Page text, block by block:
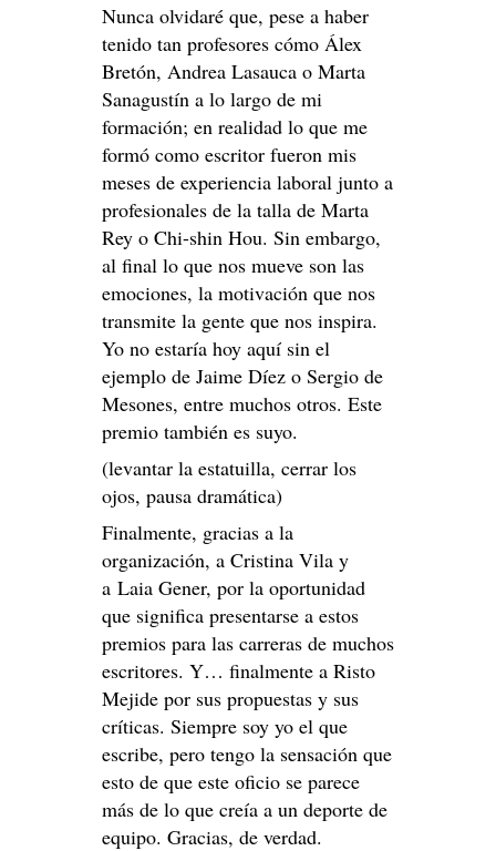
Nunca olvidaré que, pese a haber
tenido tan profesores cómo Álex
Bretón, Andrea Lasauca o Marta
Sanagustín a lo largo de mi
formación; en realidad lo que me
formó como escritor fueron mis
meses de experiencia laboral junto a
profesionales de la talla de Marta
Rey o Chi-shin Hou. Sin embargo,
al final lo que nos mueve son las
emociones, la motivación que nos
transmite la gente que nos inspira.
Yo no estaría hoy aquí sin el
ejemplo de Jaime Díez o Sergio de
Mesones, entre muchos otros. Este
premio también es suyo.
(levantar la estatuilla, cerrar los
ojos, pausa dramática)
Finalmente, gracias a la
organización, a Cristina Vila y
a Laia Gener, por la oportunidad
que significa presentarse a estos
premios para las carreras de muchos
escritores. Y… finalmente a Risto
Mejide por sus propuestas y sus
críticas. Siempre soy yo el que
escribe, pero tengo la sensación que
esto de que este oficio se parece
más de lo que creía a un deporte de
equipo. Gracias, de verdad.